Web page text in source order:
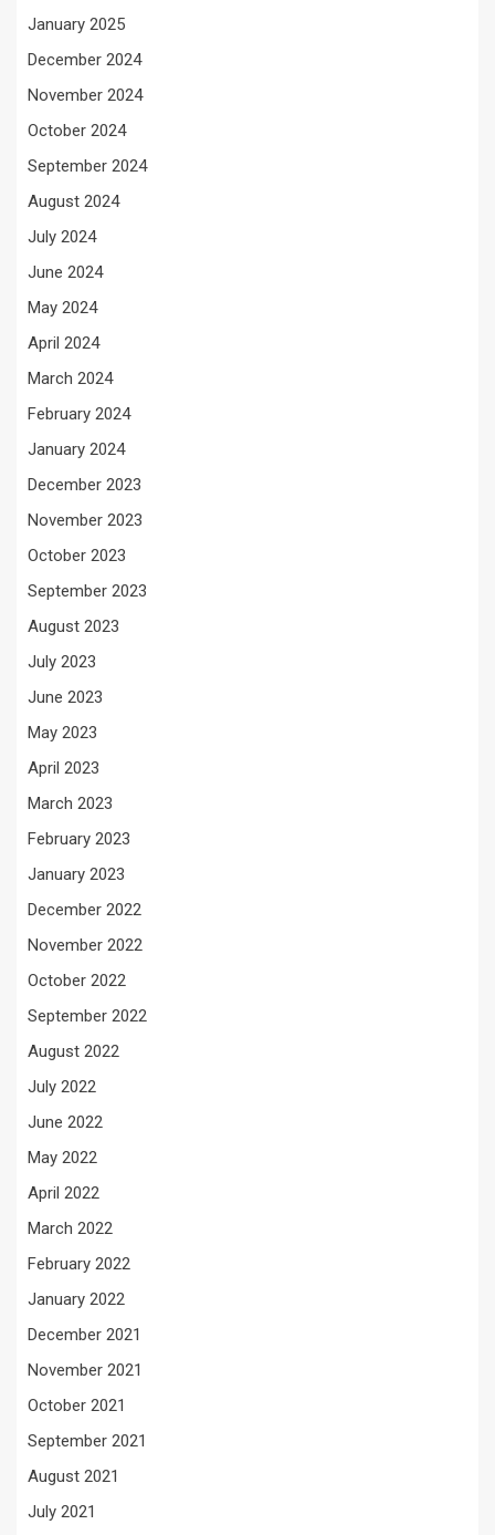
January 2025
December 2024
November 2024
October 2024
September 2024
August 2024
July 2024
June 2024
May 2024
April 2024
March 2024
February 2024
January 2024
December 2023
November 2023
October 2023
September 2023
August 2023
July 2023
June 2023
May 2023
April 2023
March 2023
February 2023
January 2023
December 2022
November 2022
October 2022
September 2022
August 2022
July 2022
June 2022
May 2022
April 2022
March 2022
February 2022
January 2022
December 2021
November 2021
October 2021
September 2021
August 2021
July 2021